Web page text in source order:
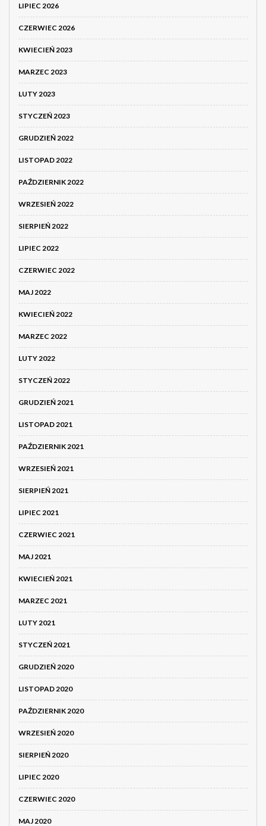
LIPIEC 2026
CZERWIEC 2026
KWIECIEŃ 2023
MARZEC 2023
LUTY 2023
STYCZEŃ 2023
GRUDZIEŃ 2022
LISTOPAD 2022
PAŹDZIERNIK 2022
WRZESIEŃ 2022
SIERPIEŃ 2022
LIPIEC 2022
CZERWIEC 2022
MAJ 2022
KWIECIEŃ 2022
MARZEC 2022
LUTY 2022
STYCZEŃ 2022
GRUDZIEŃ 2021
LISTOPAD 2021
PAŹDZIERNIK 2021
WRZESIEŃ 2021
SIERPIEŃ 2021
LIPIEC 2021
CZERWIEC 2021
MAJ 2021
KWIECIEŃ 2021
MARZEC 2021
LUTY 2021
STYCZEŃ 2021
GRUDZIEŃ 2020
LISTOPAD 2020
PAŹDZIERNIK 2020
WRZESIEŃ 2020
SIERPIEŃ 2020
LIPIEC 2020
CZERWIEC 2020
MAJ 2020